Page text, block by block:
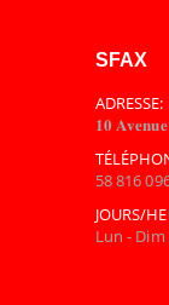
SFAX
ADRESSE:
𝟏𝟎
58 816
JOURS/
Lun -